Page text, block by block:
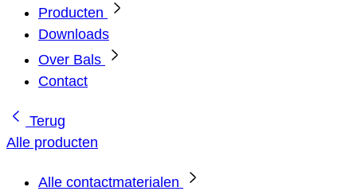
Producten
Downloads
Over Bals
Contact
Terug
Alle producten
Alle contactmaterialen